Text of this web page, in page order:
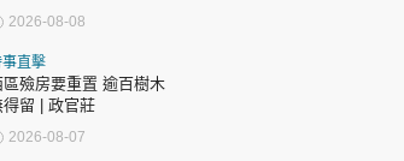
2026-08-08
事直擊
區殮房要重置 逾百樹木
得留 | 政官莊
2026-08-07